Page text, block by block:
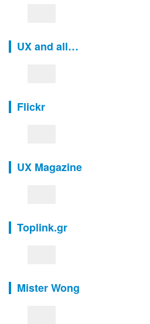
UX and all…
Flickr
UX Magazine
Toplink.gr
Mister Wong